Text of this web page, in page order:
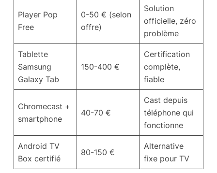
Player Pop
Free
0-50 € (selon
offre)
Solution
officielle, zéro
problème
Tablette
Samsung
Galaxy Tab
150-400 €
Certification
complète,
fiable
Chromecast +
smartphone
40-70 €
Cast depuis
téléphone qui
fonctionne
Android TV
Box certifié
80-150 €
Alternative
fixe pour TV